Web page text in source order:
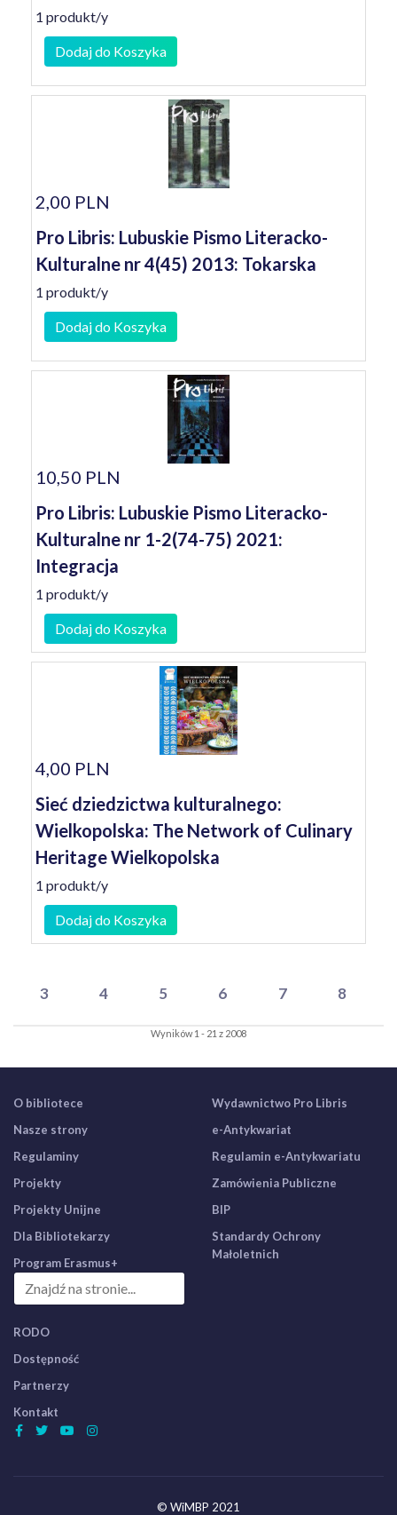
1 produkt/y
Dodaj do Koszyka
2,00 PLN
Pro Libris: Lubuskie Pismo Literacko-
Kulturalne nr 4(45) 2013: Tokarska
1 produkt/y
Dodaj do Koszyka
10,50 PLN
Pro Libris: Lubuskie Pismo Literacko-
Kulturalne nr 1-2(74-75) 2021:
Integracja
1 produkt/y
Dodaj do Koszyka
4,00 PLN
Sieć dziedzictwa kulturalnego:
Wielkopolska: The Network of Culinary
Heritage Wielkopolska
1 produkt/y
Dodaj do Koszyka
3 4 5 6 7 8
Wyników 1 - 21 z 2008
O bibliotece
Nasze strony
Regulaminy
Projekty
Projekty Unijne
Dla Bibliotekarzy
Program Erasmus+
Wydawnictwo Pro Libris
e-Antykwariat
Regulamin e-Antykwariatu
Zamówienia Publiczne
BIP
Standardy Ochrony
Małoletnich
RODO
Dostępność
Partnerzy
Kontakt
© WiMBP 2021